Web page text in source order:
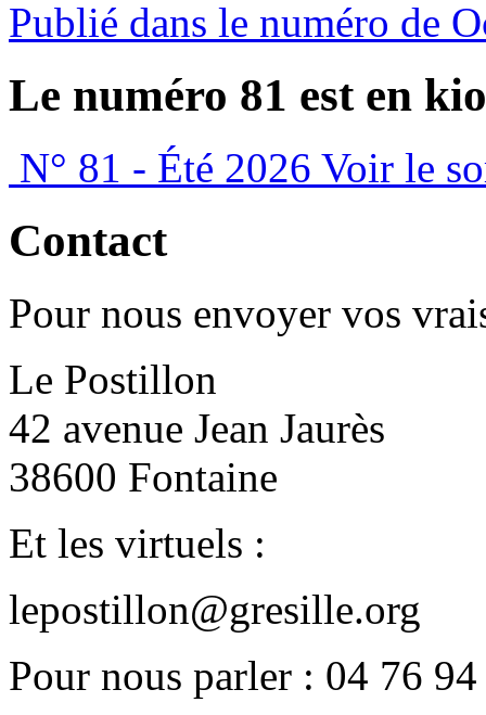
Publié dans le numéro de
Le numéro 81 est en
N° 81 - Été 2026 Voir le
Contact
Pour nous envoyer vos
Le Postillon
42 avenue Jean Jaurès
38600 Fontaine
Et les virtuels :
lepostillon@gresille.org
Pour nous parler : 04 76